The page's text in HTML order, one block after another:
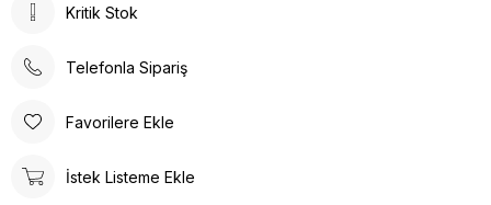
Kritik Stok
Telefonla Sipariş
Favorilere Ekle
İstek Listeme Ekle